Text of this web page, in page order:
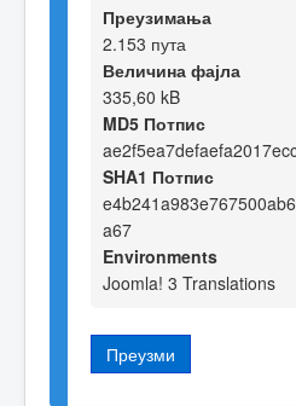
Преузимања
2.153 пута
Величина фајла
335,60 kB
MD5 Потпис
SHA1 Потпис
a67
Environments
Joomla! 3 Translations
Преузми